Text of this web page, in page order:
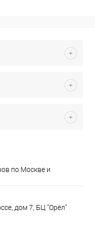
по Москве и
дом 7, БЦ "Орёл"